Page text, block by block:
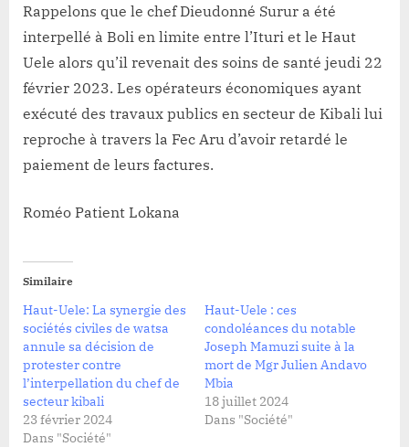
Rappelons que le chef Dieudonné Surur a été
interpellé à Boli en limite entre l’Ituri et le Haut
Uele alors qu’il revenait des soins de santé jeudi 22
février 2023. Les opérateurs économiques ayant
exécuté des travaux publics en secteur de Kibali lui
reproche à travers la Fec Aru d’avoir retardé le
paiement de leurs factures.
Roméo Patient Lokana
Similaire
Haut-Uele: La synergie des
sociétés civiles de watsa
annule sa décision de
protester contre
l’interpellation du chef de
secteur kibali
23 février 2024
Dans "Société"
Haut-Uele : ces
condoléances du notable
Joseph Mamuzi suite à la
mort de Mgr Julien Andavo
Mbia
18 juillet 2024
Dans "Société"